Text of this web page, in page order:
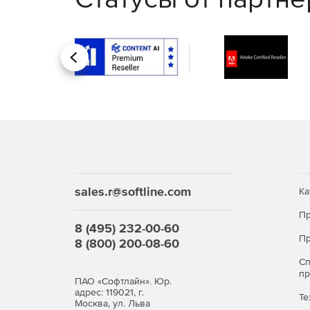
Покупайте Kaspersky Security для
сложные атаки.
Назад
sales.r@softline.com
8 (495) 232-00-60
8 (800) 200-08-60
ПАО «Софтлайн». Юр.
адрес: 119021, г.
Москва, ул. Льва